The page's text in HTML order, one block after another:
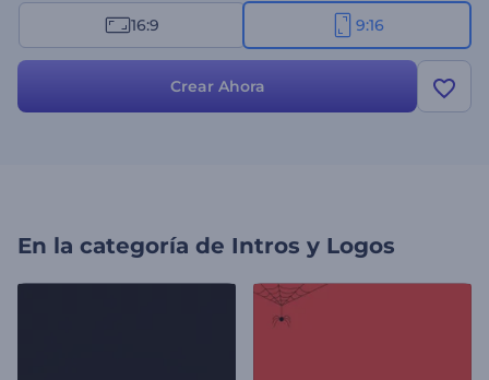
nombre y eslogan, y elige una música relajante. ¡Crea ahora y revela
tu marca con una belleza floral eterna!
16:9 9:16
Crear Ahora
En la categoría de Intros y Logos